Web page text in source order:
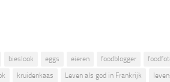
bieslook eggs eieren foodblogger
kruidenkaas Leven als god in Frankrijk